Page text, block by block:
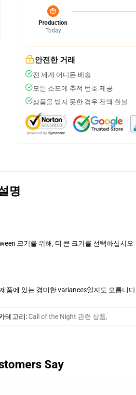
Production
Today
안전한 거래
전 세계 어디든 배송
모든 소포에 추적 번호 제공
상품을 받지 못한 경우 전액 환불
명
크기를 위해, 더 큰 크기를 선택하십시오
품에 있는 경미한 variances일지도 모릅니다
테고리: Call of the Night 관련 상품,
Say